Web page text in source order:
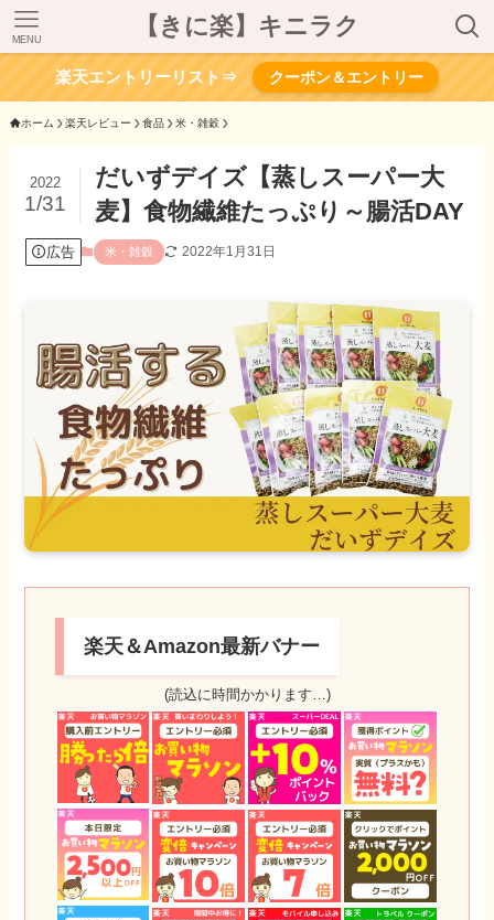
【きに楽】キニラク
MENU
楽天エントリーリスト⇒ クーポン＆エントリー
ホーム 楽天レビュー 食品 米・雑穀
だいずデイズ【蒸しスーパー大
麦】食物繊維たっぷり～腸活DAY
2022
1/31
広告 米・雑穀 2022年1月31日
楽天＆Amazon最新バナー
(読込に時間かかります…)